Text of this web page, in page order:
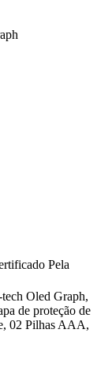
Pela
Oled Graph,
de proteção de
02 Pilhas AAA,